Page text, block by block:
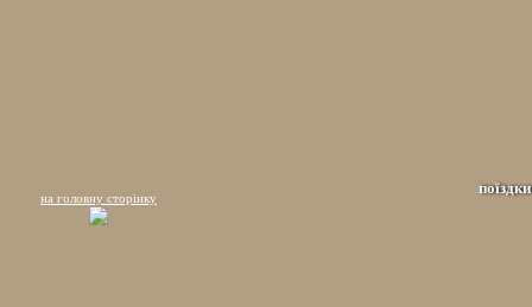
поїздки
на головну сторінку